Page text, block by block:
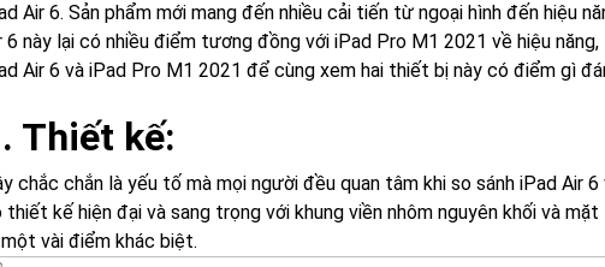
Air 6. Sản phẩm mới mang đến nhiều cải tiến từ ngoại hình đến hiệu
6 này lại có nhiều điểm tương đồng với iPad Pro M1 2021 về hiệu
Air 6 và iPad Pro M1 2021 để cùng xem hai thiết bị này có điểm gì
Thiết kế:
chắc chắn là yếu tố mà mọi người đều quan tâm khi so sánh iPad Air
thiết kế hiện đại và sang trọng với khung viền nhôm nguyên khối và mặt
vài điểm khác biệt.